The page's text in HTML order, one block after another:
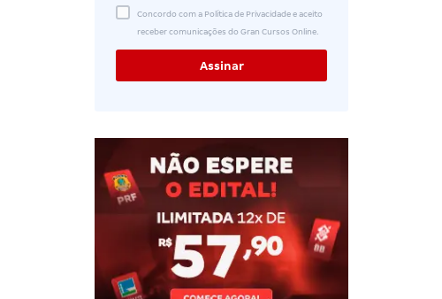
Concordo com a Política de Privacidade e aceito
receber comunicações do Gran Cursos Online.